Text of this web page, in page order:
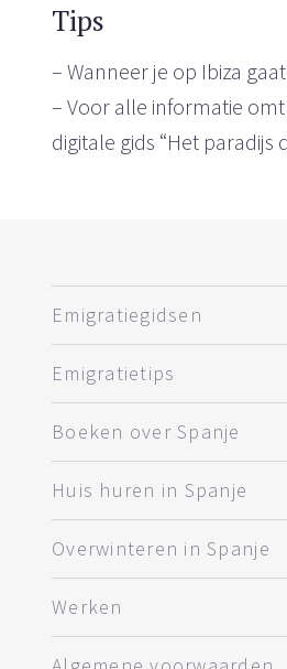
Tips
– Wanneer je op Ibiza
– Voor alle informatie
digitale gids “Het paradijs
Emigratiegidsen
Emigratietips
Boeken over Spanje
Huis huren in Spanje
Overwinteren in Spanje
Werken